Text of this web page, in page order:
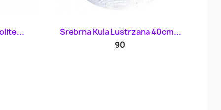
Szybki podgląd
Srebrna Kula Lustrzana 40cm...
90